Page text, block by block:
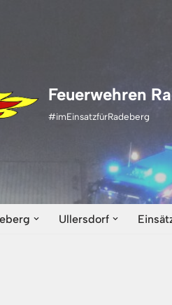
Feuerwehren
#imEinsatzfürRadeberg
Ullersdorf